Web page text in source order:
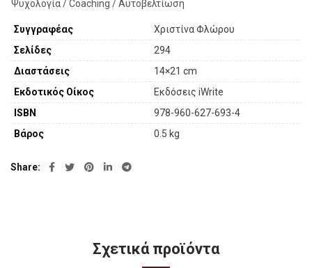
Ψυχολογία / Coaching / Αυτοβελτίωση
Συγγραφέας
Χριστίνα Φλώρου
Σελίδες
294
Διαστάσεις
14×21 cm
Εκδοτικός Οίκος
Εκδόσεις iWrite
ISBN
978-960-627-693-4
Βάρος
0.5 kg
Share
Σχετικά προϊόντα